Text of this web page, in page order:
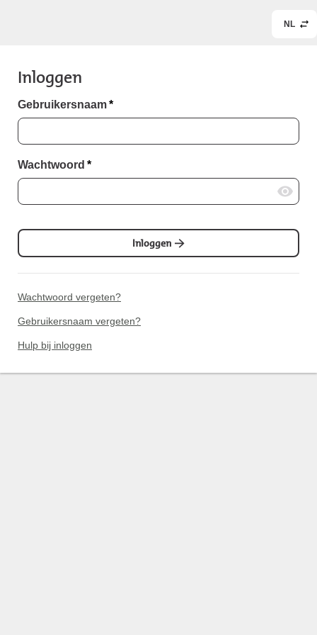
NL
Inloggen
Gebruikersnaam*
Wachtwoord *
Inloggen
Wachtwoord vergeten?
Gebruikersnaam vergeten?
Hulp bij inloggen